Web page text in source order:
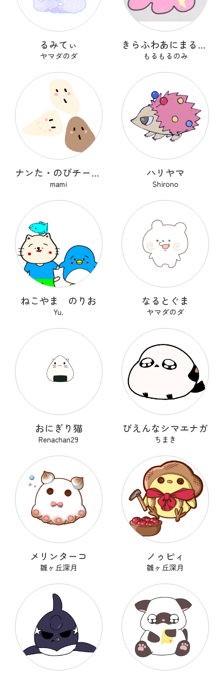
るみてぃ
ヤマダのダ
きらふわあにまるふれんず
もるもるのみ
ナンた・のびチー・ショコナン
mami
ハリヤマ
Shirono
ねこやま のりお
Yu.
なるとぐま
ヤマダのダ
おにぎり猫
Renachan29
ぴえんなシマエナガ
ちまき
メリンターコ
雛ヶ丘深月
ノゥピィ
雛ヶ丘深月